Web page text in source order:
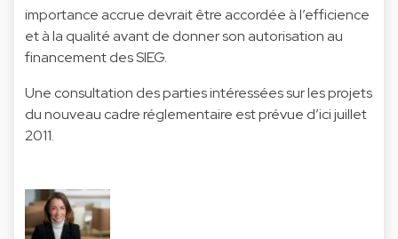
importance accrue devrait être accordée à l’efficience
et à la qualité avant de donner son autorisation au
financement des SIEG.
Une consultation des parties intéressées sur les projets
du nouveau cadre réglementaire est prévue d’ici juillet
2011.